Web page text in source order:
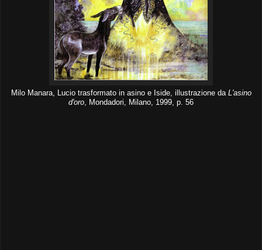
Milo Manara, Lucio trasformato in asino e Iside, illustrazione da L'asino
d'oro , Mondadori, Milano, 1999, p. 56